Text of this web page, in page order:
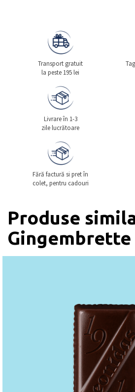
Transport gratuit
la peste 195 lei
Livrare în 1-3
zile lucrătoare
Fără factură si pret în
colet, pentru cadouri
Produse
Gingembrette